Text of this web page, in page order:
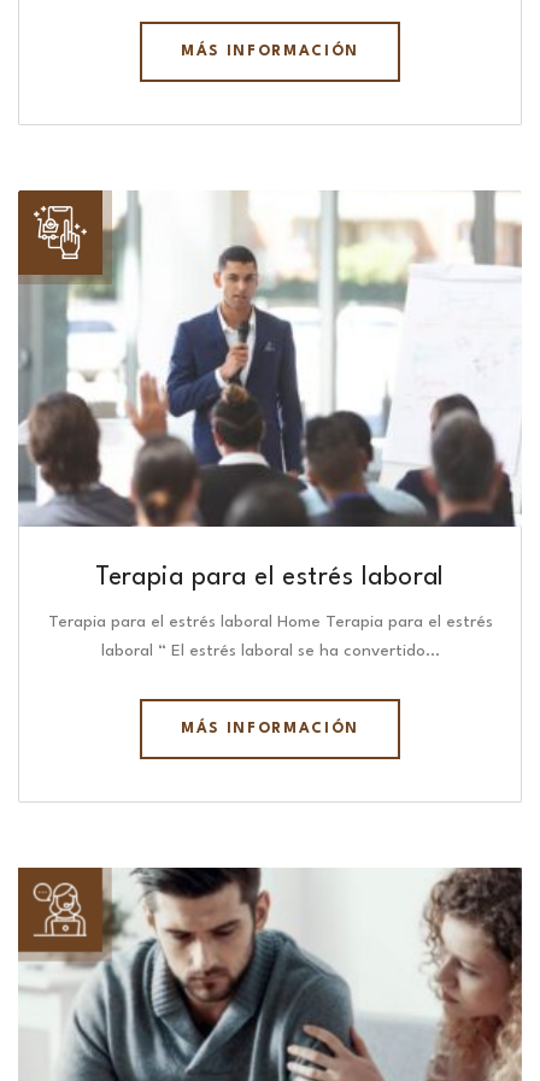
MÁS INFORMACIÓN
Terapia para el estrés laboral
Terapia para el estrés laboral Home Terapia para el estrés
laboral “ El estrés laboral se ha convertido…
MÁS INFORMACIÓN